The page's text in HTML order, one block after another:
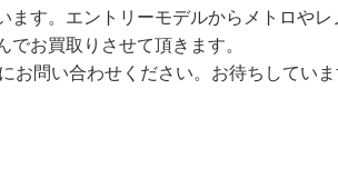
ます。エントリーモデルからメトロや
お買取りさせて頂きます。
お問い合わせください。お待ちしていま